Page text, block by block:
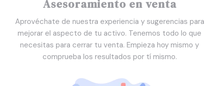
Asesoramiento en venta
Aprovéchate de nuestra experiencia y sugerencias para
mejorar el aspecto de tu activo. Tenemos todo lo que
necesitas para cerrar tu venta. Empieza hoy mismo y
comprueba los resultados por tí mismo.